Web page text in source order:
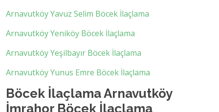
Arnavutköy Yavuz Selim Böcek İlaçlama
Arnavutköy Yeniköy Böcek İlaçlama
Arnavutköy Yeşilbayır Böcek İlaçlama
Arnavutköy Yunus Emre Böcek İlaçlama
Böcek İlaçlama Arnavutköy
İmrahor Böcek İlaçlama